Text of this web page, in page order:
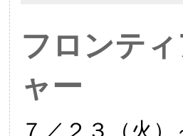
フロンテ
ャー
７／２３（火